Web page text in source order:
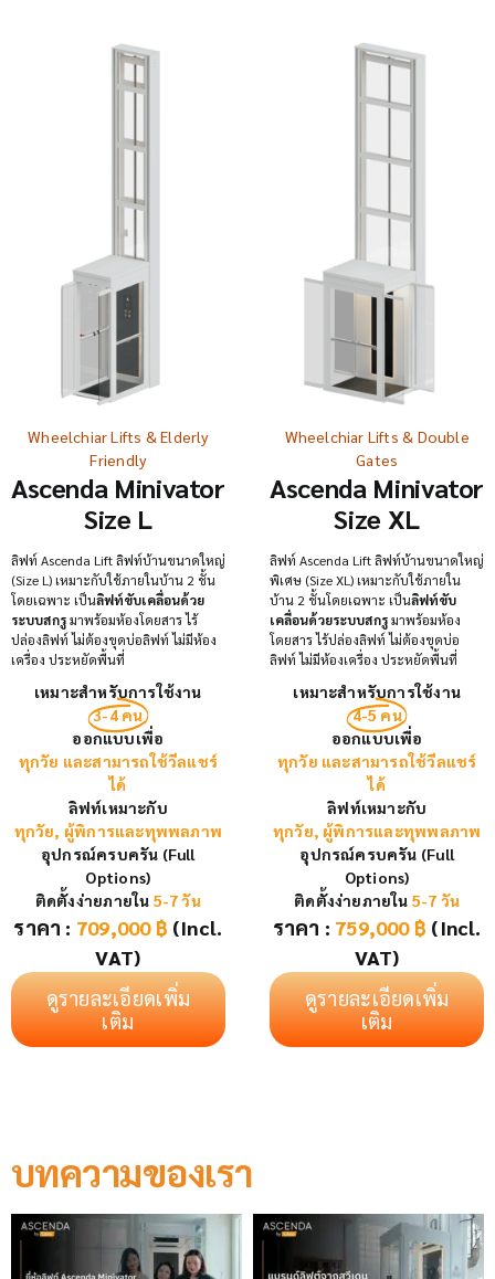
Wheelchiar Lifts & Elderly
Friendly
Ascenda Minivator
Size L
ลิฟท์ Ascenda Lift ลิฟท์บ้านขนาดใหญ่
(Size L) เหมาะกับใช้ภายในบ้าน 2 ชั้น
โดยเฉพาะ เป็นลิฟท์ขับเคลื่อนด้วย
ระบบสกรูมาพร้อมห้องโดยสาร ไร้
ปล่องลิฟท์ ไม่ต้องขุดบ่อลิฟท์ ไม่มีห้อง
เครื่อง ประหยัดพื้นที่
เหมาะสำหรับการใช้งาน
3-4 คน
ออกแบบเพื่อ
ทุกวัย และสามารถใช้วีลแชร์
ได้
ลิฟท์เหมาะกับ
ทุกวัย, ผู้พิการและทุพพลภาพ
อุปกรณ์ครบครัน (Full
Options)
ติดตั้งง่ายภายใน 5-7 วัน
ราคา : 709,000 ฿ (Incl.
VAT)
ดูรายละเอียดเพิ่ม
เติม
Wheelchiar Lifts & Double
Gates
Ascenda Minivator
Size XL
ลิฟท์ Ascenda Lift ลิฟท์บ้านขนาดใหญ่
พิเศษ (Size XL) เหมาะกับใช้ภายใน
บ้าน 2 ชั้นโดยเฉพาะ เป็นลิฟท์ขับ
เคลื่อนด้วยระบบสกรูมาพร้อมห้อง
โดยสาร ไร้ปล่องลิฟท์ ไม่ต้องขุดบ่อ
ลิฟท์ ไม่มีห้องเครื่อง ประหยัดพื้นที่
เหมาะสำหรับการใช้งาน
4-5 คน
ออกแบบเพื่อ
ทุกวัย และสามารถใช้วีลแชร์
ได้
ลิฟท์เหมาะกับ
ทุกวัย, ผู้พิการและทุพพลภาพ
อุปกรณ์ครบครัน (Full
Options)
ติดตั้งง่ายภายใน 5-7 วัน
ราคา : 759,000 ฿ (Incl.
VAT)
ดูรายละเอียดเพิ่ม
เติม
บทความของเรา